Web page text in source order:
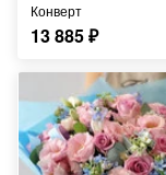
Конверт
13 885₽